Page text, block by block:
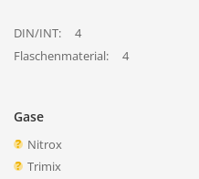
DIN/INT:
4
Flaschenmaterial:
4
Gase
Nitrox
Trimix